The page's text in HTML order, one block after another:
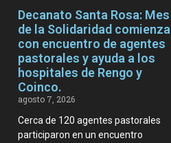
Decanato Santa Rosa: Mes
de la Solidaridad comienza
con encuentro de agentes
pastorales y ayuda a los
hospitales de Rengo y
Coinco.
agosto 7, 2026
Cerca de 120 agentes pastorales
participaron en un encuentro